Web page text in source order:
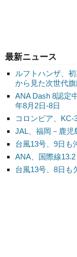
最新ニュース
ルフトハンザ、
から見た次世代
ANA Dash 8認定
年8月2日-8日
コロンビア、
JAL、福岡－鹿
台風13号、9日
ANA、国際線
台風13号、8日